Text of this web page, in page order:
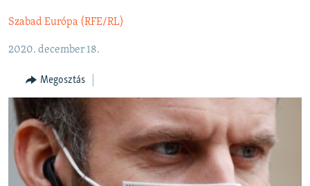
tartalomjegyzékre
ELEMZŐ
NER15
SZABADON
TÁRSADALOM
DEMOKRÁCIA
A PÉNZ NYOMÁBAN
EURÓPAI UNIÓ
Szabad Európa (RFE/RL)
2020. december 18.
Megosztás
Spotify